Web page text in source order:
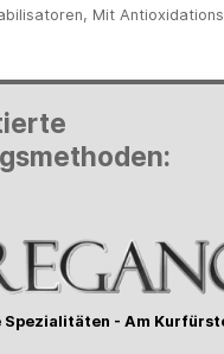
Mit
Spezialitäten - Am